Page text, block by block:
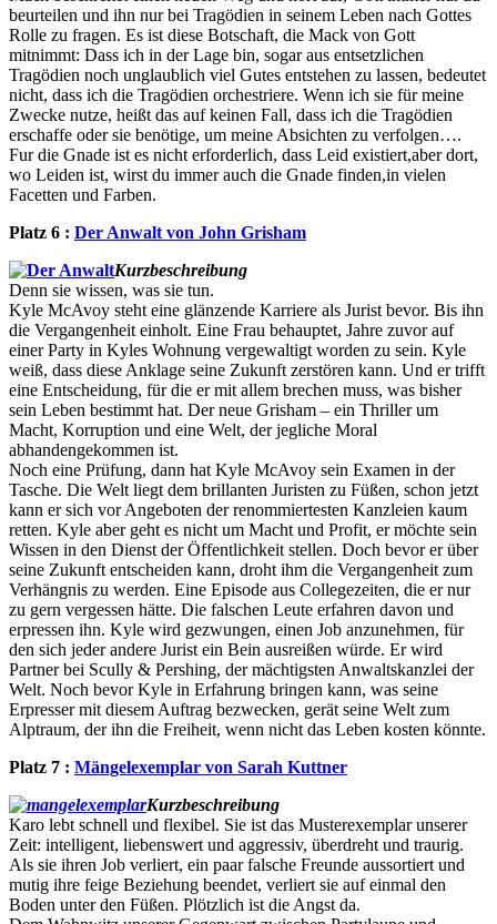
beurteilen und ihn nur bei Tragödien in seinem Leben nach Gottes
Rolle zu fragen. Es ist diese Botschaft, die Mack von Gott
mitnimmt: Dass ich in der Lage bin, sogar aus entsetzlichen
Tragödien noch unglaublich viel Gutes entstehen zu lassen, bedeutet
nicht, dass ich die Tragödien orchestriere. Wenn ich sie für meine
Zwecke nutze, heißt das auf keinen Fall, dass ich die Tragödien
erschaffe oder sie benötige, um meine Absichten zu verfolgen….
Fur die Gnade ist es nicht erforderlich, dass Leid existiert,aber dort,
wo Leiden ist, wirst du immer auch die Gnade finden,in vielen
Facetten und Farben.
Platz 6 : Der Anwalt von John Grisham
Kurzbeschreibung
Denn sie wissen, was sie tun.
Kyle McAvoy steht eine glänzende Karriere als Jurist bevor. Bis ihn
die Vergangenheit einholt. Eine Frau behauptet, Jahre zuvor auf
einer Party in Kyles Wohnung vergewaltigt worden zu sein. Kyle
weiß, dass diese Anklage seine Zukunft zerstören kann. Und er trifft
eine Entscheidung, für die er mit allem brechen muss, was bisher
sein Leben bestimmt hat. Der neue Grisham – ein Thriller um
Macht, Korruption und eine Welt, der jegliche Moral
abhandengekommen ist.
Noch eine Prüfung, dann hat Kyle McAvoy sein Examen in der
Tasche. Die Welt liegt dem brillanten Juristen zu Füßen, schon jetzt
kann er sich vor Angeboten der renommiertesten Kanzleien kaum
retten. Kyle aber geht es nicht um Macht und Profit, er möchte sein
Wissen in den Dienst der Öffentlichkeit stellen. Doch bevor er über
seine Zukunft entscheiden kann, droht ihm die Vergangenheit zum
Verhängnis zu werden. Eine Episode aus Collegezeiten, die er nur
zu gern vergessen hätte. Die falschen Leute erfahren davon und
erpressen ihn. Kyle wird gezwungen, einen Job anzunehmen, für
den sich jeder andere Jurist ein Bein ausreißen würde. Er wird
Partner bei Scully & Pershing, der mächtigsten Anwaltskanzlei der
Welt. Noch bevor Kyle in Erfahrung bringen kann, was seine
Erpresser mit diesem Auftrag bezwecken, gerät seine Welt zum
Alptraum, der ihn die Freiheit, wenn nicht das Leben kosten könnte.
Platz 7 : Mängelexemplar von Sarah Kuttner
Kurzbeschreibung
Karo lebt schnell und flexibel. Sie ist das Musterexemplar unserer
Zeit: intelligent, liebenswert und aggressiv, überdreht und traurig.
Als sie ihren Job verliert, ein paar falsche Freunde aussortiert und
mutig ihre feige Beziehung beendet, verliert sie auf einmal den
Boden unter den Füßen. Plötzlich ist die Angst da.